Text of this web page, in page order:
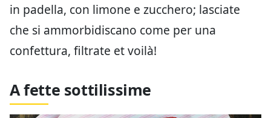
in padella, con limone e zucchero; lasciate
che si ammorbidiscano come per una
confettura, filtrate et voilà!
A fette sottilissime